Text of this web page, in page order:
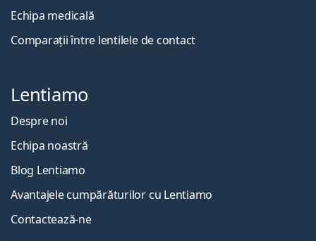
Echipa medicală
Comparații între lentilele de contact
Lentiamo
Despre noi
Echipa noastră
Blog Lentiamo
Avantajele cumpărăturilor cu Lentiamo
Contactează-ne